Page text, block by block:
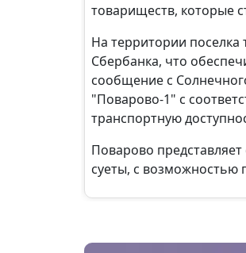
товариществ, которые
На территории
Сбербанка, что
сообщение с
"Поварово-1" с
транспортную
Поварово
суеты, с возможностью